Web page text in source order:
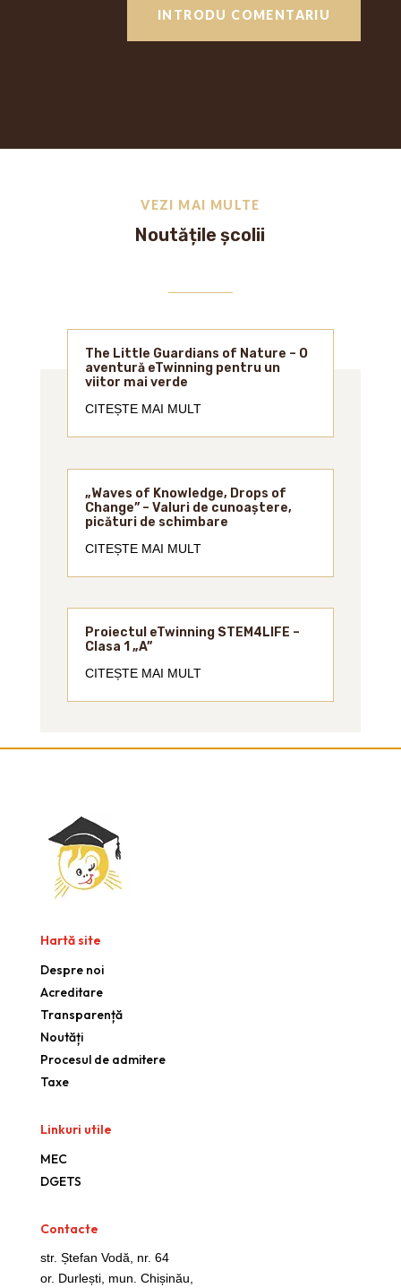
INTRODU COMENTARIU
VEZI MAI MULTE
Noutățile școlii
The Little Guardians of Nature – O
aventură eTwinning pentru un
viitor mai verde
CITEȘTE MAI MULT
„Waves of Knowledge, Drops of
Change” – Valuri de cunoaștere,
picături de schimbare
CITEȘTE MAI MULT
Proiectul eTwinning STEM4LIFE –
Clasa 1 „A”
CITEȘTE MAI MULT
Hartă site
Despre noi
Acreditare
Transparență
Noutăți
Procesul de admitere
Taxe
Linkuri utile
MEC
DGETS
Contacte
str. Ștefan Vodă, nr. 64
or. Durlești, mun. Chișinău,